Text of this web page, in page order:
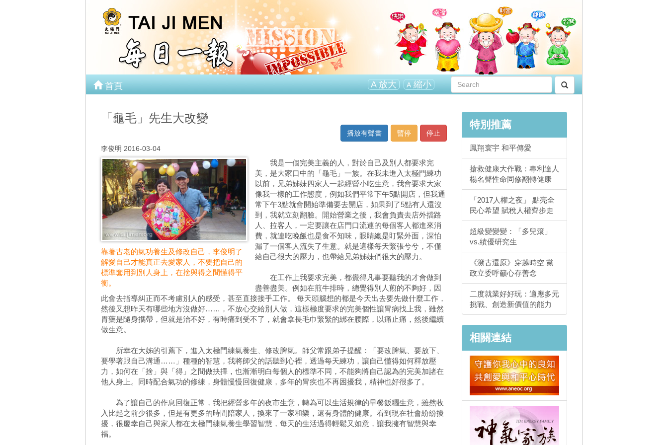
首頁 A放大 A 縮小
「龜毛」先生大改變
停止
暫停
播放有聲書
李俊明 2016-03-04
靠著古老的氣功養生及修改自己，李俊明了
解愛自己才能真正去愛家人，不要把自己的
標準套用到別人身上，在捨與得之間懂得平
衡。
我是一個完美主義的人，對於自己及別人都要求完
美，是大家口中的「龜毛」一族。在我未進入太極門練功
以前，兄弟姊妹四家人一起經營小吃生意，我會要求大家
像我一樣的工作態度，例如我們平常下午5點開店，但我通
常下午3點就會開始準備要去開店，如果到了5點有人還沒
到，我就立刻翻臉。開始營業之後，我會負責去店外擋路
人、拉客人，一定要讓在店門口流連的每個客人都進來消
費，就連吃晚飯也是食不知味，眼睛總是盯緊外面，深怕
漏了一個客人流失了生意。就是這樣每天緊張兮兮，不僅
給自己很大的壓力，也帶給兄弟姊妹們很大的壓力。
在工作上我要求完美，都覺得凡事要聽我的才會做到
盡善盡美。例如在煎牛排時，總覺得別人煎的不夠好，因
此會去指導糾正而不考慮別人的感受，甚至直接接手工作。 每天頭腦想的都是今天出去要先做什麼工作，
然後又想昨天有哪些地方沒做好……，不放心交給別人做，這樣極度要求的完美個性讓胃病找上我，雖然
胃藥是隨身攜帶，但就是治不好，有時痛到受不了，就會拿長毛巾緊緊的綁在腰際，以痛止痛，然後繼續
做生意。
所幸在大姊的引薦下，進入太極門練氣養生、修改脾氣。師父常跟弟子提醒：「要改脾氣、要放下、
要學著跟自己溝通……」種種的智慧，我將師父的話聽到心裡，透過每天練功，讓自己懂得如何釋放壓
力，如何在「捨」與「得」之間做抉擇，也漸漸明白每個人的標準不同，不能夠將自己認為的完美加諸在
他人身上。同時配合氣功的修練，身體慢慢回復健康，多年的胃疾也不再困擾我，精神也好很多了。
為了讓自己的作息回復正常，我把經營多年的夜市生意，轉為可以生活規律的早餐飯糰生意，雖然收
入比起之前少很多，但是有更多的時間陪家人，換來了一家和樂，還有身體的健康。看到現在社會紛紛擾
擾，很慶幸自己與家人都在太極門練氣養生學習智慧，每天的生活過得輕鬆又如意，讓我擁有智慧與幸
福。
特別推薦
鳳翔寰宇 和平傳愛
搶救健康大作戰：專利達人
楊名聲性命同修翻轉健康
「2017人權之夜」 點亮全
民心希望 賦稅人權齊步走
超級變變變：「多兒滾」
vs.績優研究生
《溯古還原》穿越時空 黨
政立委呼籲心存善念
二度就業好好玩：適應多元
挑戰、創造新價值的能力
相關連結